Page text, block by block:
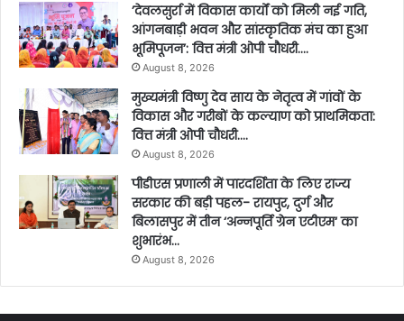
’देवलसुर्रा में विकास कार्यों को मिली नई गति,
आंगनबाड़ी भवन और सांस्कृतिक मंच का हुआ
भूमिपूजन’: वित्त मंत्री ओपी चौधरी….
August 8, 2026
मुख्यमंत्री विष्णु देव साय के नेतृत्व में गांवों के
विकास और गरीबों के कल्याण को प्राथमिकता:
वित्त मंत्री ओपी चौधरी….
August 8, 2026
पीडीएस प्रणाली में पारदर्शिता के लिए राज्य
सरकार की बड़ी पहल- रायपुर, दुर्ग और
बिलासपुर में तीन ‘अन्नपूर्ति ग्रेन एटीएम‘ का
शुभारंभ…
August 8, 2026